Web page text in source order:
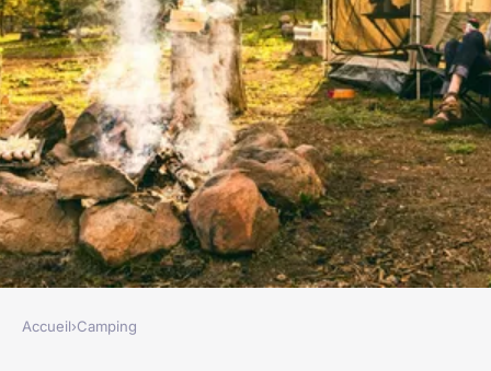
CAMPING
Accueil›Camping